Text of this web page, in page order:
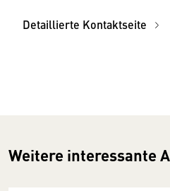
Detaillierte Kontaktseite
Weitere interessante